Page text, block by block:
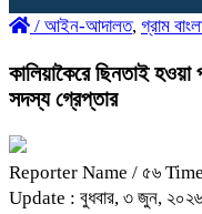
/ আইন-আদালত, গ্রাম
কালিয়াকৈরে ছিনতাই
সদস্য গ্রেপ্তার
Reporter Name / ৫৬
Update : বুধবার, ৩ জুন, ২০২৬